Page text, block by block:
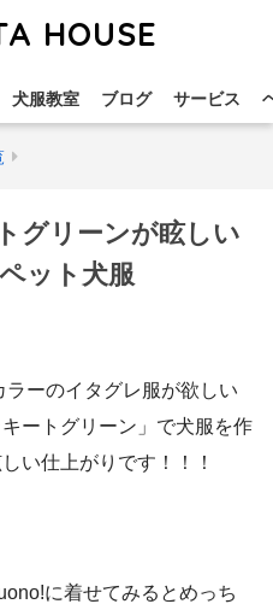
HOUSE
犬服教室 ブログ サービス
グリーンが眩しい
ット犬服
ーのイタグレ服が欲しい
ートグリーン」で犬服を作
い仕上がりです！！！
に着せてみるとめっち